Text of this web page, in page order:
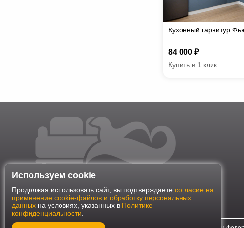
Кухонный гарнитур
84 000 ₽
Купить в 1 клик
Используем cookie
Продолжая использовать сайт, вы подтверждаете согласие на
применение cookie-файлов и обработку персональных
данных на условиях, указанных в Политике
конфиденциальности